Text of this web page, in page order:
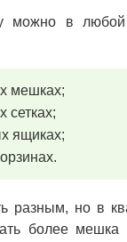
можно в
мешках;
сетках;
ящиках;
разным, но в
более мешка